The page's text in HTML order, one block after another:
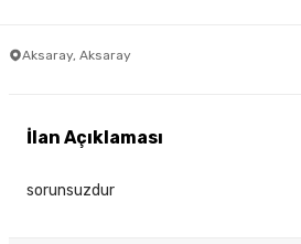
Aksaray, Aksaray
İlan Açıklaması
sorunsuzdur